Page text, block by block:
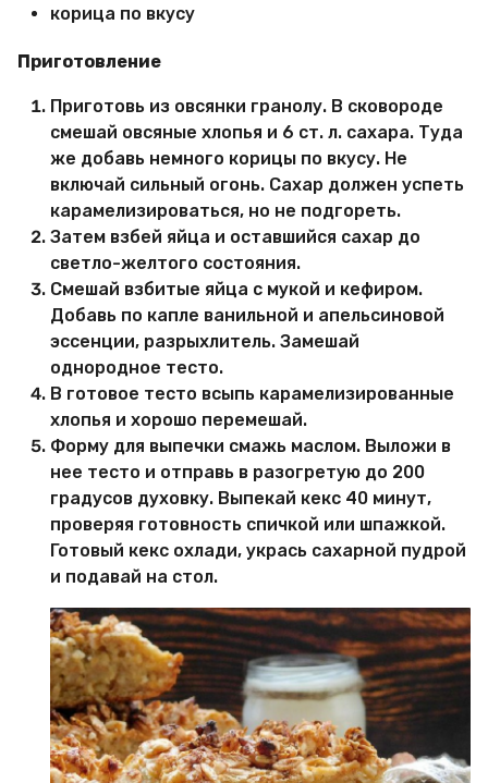
корица по вкусу
Приготовление
Приготовь из овсянки гранолу. В сковороде
смешай овсяные хлопья и 6 ст. л. сахара. Туда
же добавь немного корицы по вкусу. Не
включай сильный огонь. Сахар должен успеть
карамелизироваться, но не подгореть.
Затем взбей яйца и оставшийся сахар до
светло-желтого состояния.
Смешай взбитые яйца с мукой и кефиром.
Добавь по капле ванильной и апельсиновой
эссенции, разрыхлитель. Замешай
однородное тесто.
В готовое тесто всыпь карамелизированные
хлопья и хорошо перемешай.
Форму для выпечки смажь маслом. Выложи в
нее тесто и отправь в разогретую до 200
градусов духовку. Выпекай кекс 40 минут,
проверяя готовность спичкой или шпажкой.
Готовый кекс охлади, укрась сахарной пудрой
и подавай на стол.